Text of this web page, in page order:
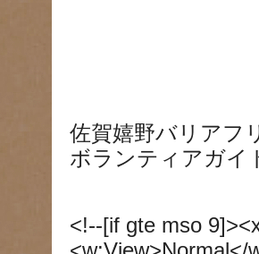
佐賀嬉野バリアフ
ボランティアガイ
<!--[if gte mso